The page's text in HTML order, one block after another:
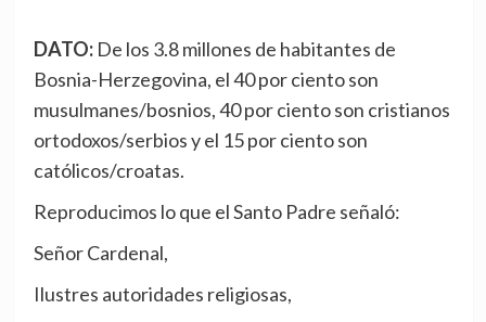
DATO:De los 3.8 millones de habitantes de
Bosnia-Herzegovina, el 40 por ciento son
musulmanes/bosnios, 40 por ciento son cristianos
ortodoxos/serbios y el 15 por ciento son
católicos/croatas.
Reproducimos lo que el Santo Padre señaló:
Señor Cardenal,
Ilustres autoridades religiosas,